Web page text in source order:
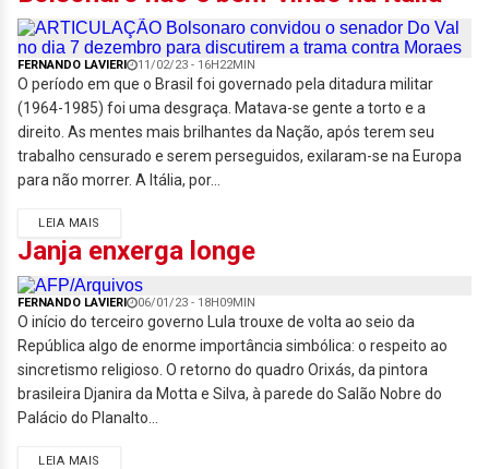
FERNANDO LAVIERI 11/02/23 - 16H22MIN
O período em que o Brasil foi governado pela ditadura militar
(1964-1985) foi uma desgraça. Matava-se gente a torto e a
direito. As mentes mais brilhantes da Nação, após terem seu
trabalho censurado e serem perseguidos, exilaram-se na Europa
para não morrer. A Itália, por...
LEIA MAIS
Janja enxerga longe
FERNANDO LAVIERI 06/01/23 - 18H09MIN
O início do terceiro governo Lula trouxe de volta ao seio da
República algo de enorme importância simbólica: o respeito ao
sincretismo religioso. O retorno do quadro Orixás, da pintora
brasileira Djanira da Motta e Silva, à parede do Salão Nobre do
Palácio do Planalto...
LEIA MAIS